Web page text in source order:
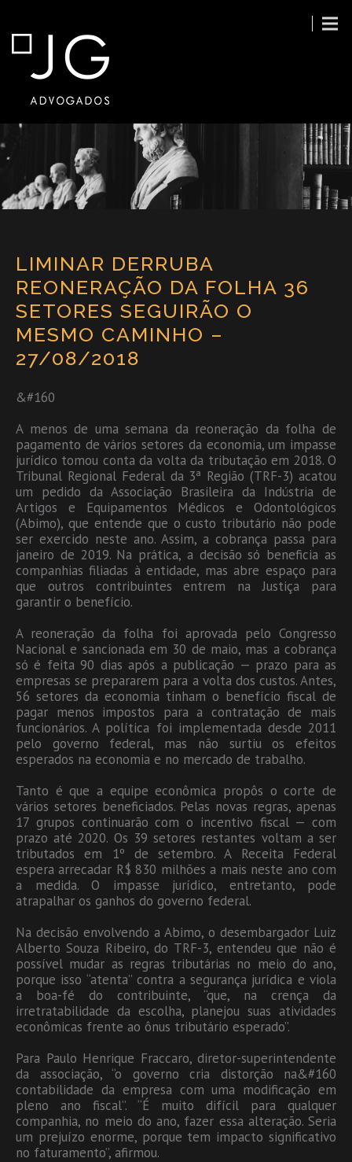
LIMINAR DERRUBA
REONERAÇÃO DA FOLHA 36
SETORES SEGUIRÃO O
MESMO CAMINHO –
27/08/2018
&#160
A menos de uma semana da reoneração da folha de
pagamento de vários setores da economia, um impasse
jurídico tomou conta da volta da tributação em 2018. O
Tribunal Regional Federal da 3ª Região (TRF-3) acatou
um pedido da Associação Brasileira da Indústria de
Artigos e Equipamentos Médicos e Odontológicos
(Abimo), que entende que o custo tributário não pode
ser exercido neste ano. Assim, a cobrança passa para
janeiro de 2019. Na prática, a decisão só beneficia as
companhias filiadas à entidade, mas abre espaço para
que outros contribuintes entrem na Justiça para
garantir o benefício.
A reoneração da folha foi aprovada pelo Congresso
Nacional e sancionada em 30 de maio, mas a cobrança
só é feita 90 dias após a publicação — prazo para as
empresas se prepararem para a volta dos custos. Antes,
56 setores da economia tinham o benefício fiscal de
pagar menos impostos para a contratação de mais
funcionários. A política foi implementada desde 2011
pelo governo federal, mas não surtiu os efeitos
esperados na economia e no mercado de trabalho.
Tanto é que a equipe econômica propôs o corte de
vários setores beneficiados. Pelas novas regras, apenas
17 grupos continuarão com o incentivo fiscal — com
prazo até 2020. Os 39 setores restantes voltam a ser
tributados em 1º de setembro. A Receita Federal
espera arrecadar R$ 830 milhões a mais neste ano com
a medida. O impasse jurídico, entretanto, pode
atrapalhar os ganhos do governo federal.
Na decisão envolvendo a Abimo, o desembargador Luiz
Alberto Souza Ribeiro, do TRF-3, entendeu que não é
possível mudar as regras tributárias no meio do ano,
porque isso “atenta” contra a segurança jurídica e viola
a boa-fé do contribuinte, “que, na crença da
irretratabilidade da escolha, planejou suas atividades
econômicas frente ao ônus tributário esperado”.
Para Paulo Henrique Fraccaro, diretor-superintendente
da associação, “o governo cria distorção na&#160
contabilidade da empresa com uma modificação em
pleno ano fiscal”. “É muito difícil para qualquer
companhia, no meio do ano, fazer essa alteração. Seria
um prejuízo enorme, porque tem impacto significativo
no faturamento”, afirmou.